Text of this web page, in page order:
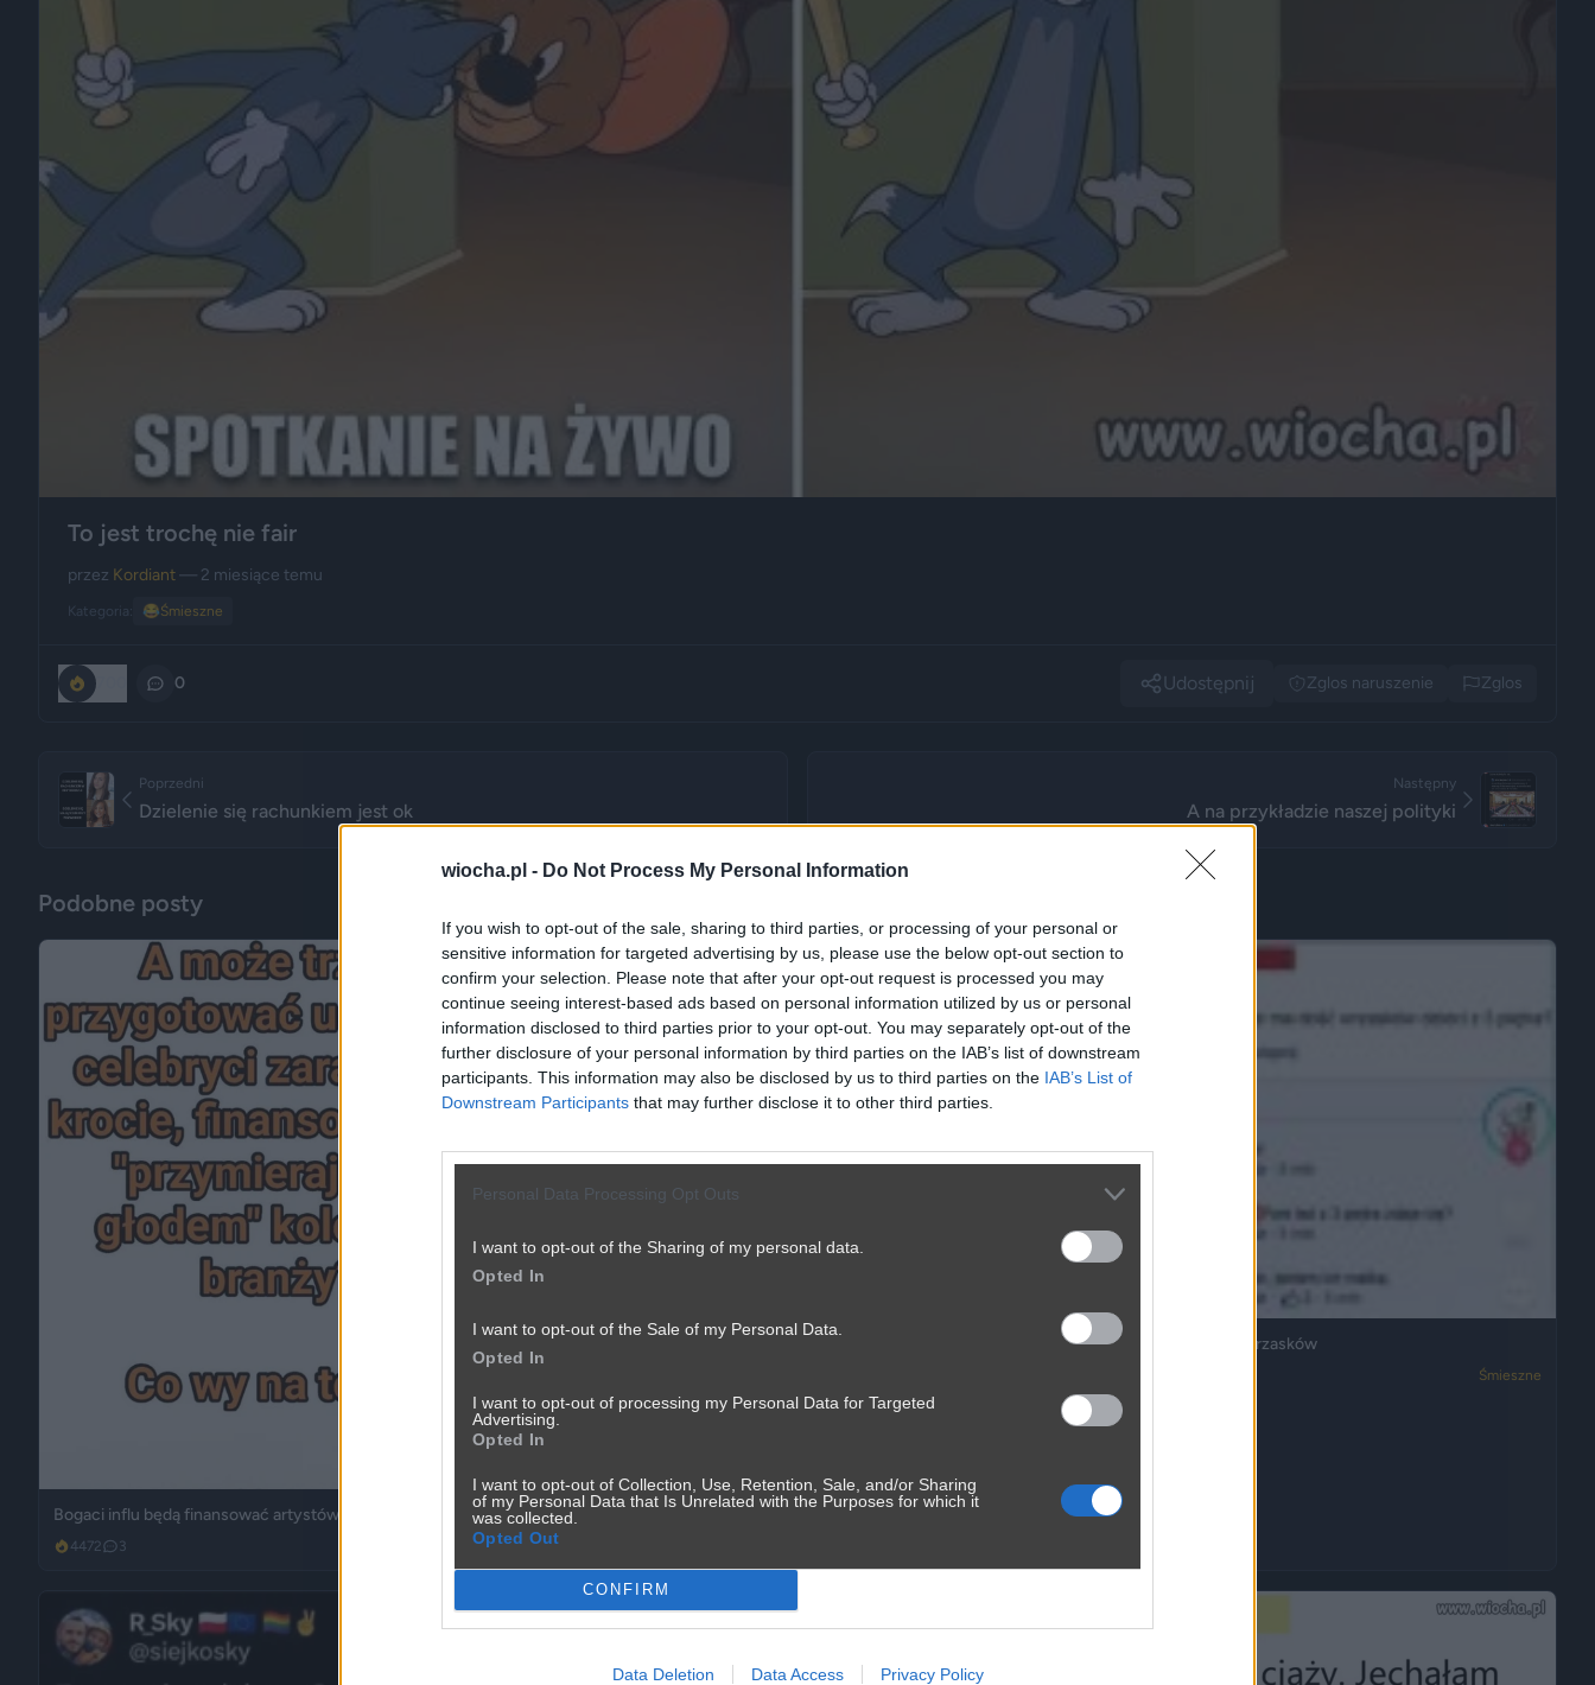
wiocha.pl - Do Not Process My Personal Information
If you wish to opt-out of the sale, sharing to third parties, or processing of your personal or
sensitive information for targeted advertising by us, please use the below opt-out section to
confirm your selection. Please note that after your opt-out request is processed you may
continue seeing interest-based ads based on personal information utilized by us or personal
information disclosed to third parties prior to your opt-out. You may separately opt-out of the
further disclosure of your personal information by third parties on the IAB’s list of downstream
participants. This information may also be disclosed by us to third parties on the IAB’s List of
Downstream Participants that may further disclose it to other third parties.
Personal Data Processing Opt Outs
I want to opt-out of the Sharing of my personal data.
Opted In
I want to opt-out of the Sale of my Personal Data.
Opted In
I want to opt-out of processing my Personal Data for Targeted
Advertising.
Opted In
I want to opt-out of Collection, Use, Retention, Sale, and/or Sharing
of my Personal Data that Is Unrelated with the Purposes for which it
was collected.
Opted Out
CONFIRM
Data Deletion Data Access Privacy Policy
To jest trochę nie fair
przez Kordiant— 2 miesiące temu
Kategoria: 😂Śmieszne
0 Udostępnij Zglos naruszenie Zglos
Poprzedni
Dzielenie się rachunkiem jest ok
Następny
A na przykładzie naszej polityki
Podobne posty
Bogaci influ będą finansować artystów?
4472 3 Śmieszne
Ja też mam dosyć ich wrzasków
Śmieszne